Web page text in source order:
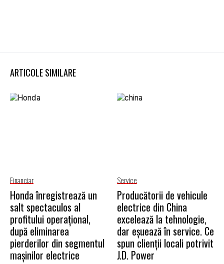
ARTICOLE SIMILARE
Financiar
Honda înregistrează un
salt spectaculos al
profitului operațional,
după eliminarea
pierderilor din segmentul
mașinilor electrice
Service
Producătorii de vehicule
electrice din China
excelează la tehnologie,
dar eșuează în service. Ce
spun clienții locali potrivit
J.D. Power